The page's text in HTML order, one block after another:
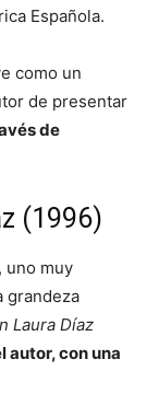
Española.
como un
de presentar
de
(1996)
uno muy
grandeza
Laura Díaz
autor, con una